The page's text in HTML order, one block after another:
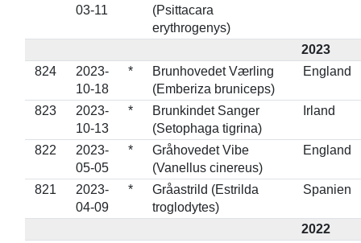
03-11
(Psittacara
erythrogenys)
2023
824
2023-
10-18
*
Brunhovedet Værling
(Emberiza bruniceps)
England
823
2023-
10-13
*
Brunkindet Sanger
(Setophaga tigrina)
Irland
822
2023-
05-05
*
Gråhovedet Vibe
(Vanellus cinereus)
England
821
2023-
04-09
*
Gråastrild (Estrilda
troglodytes)
Spanien
2022